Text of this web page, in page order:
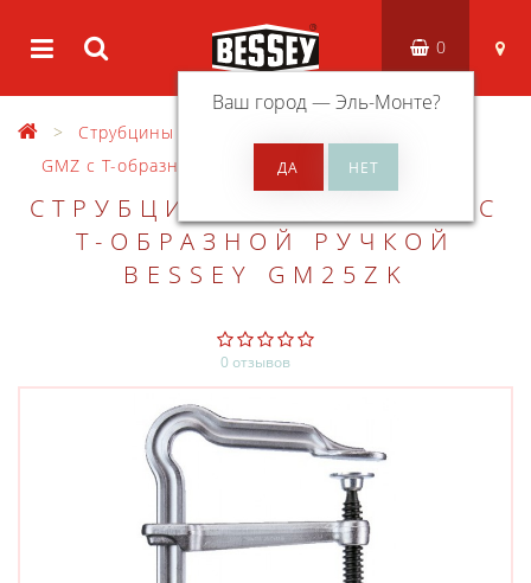
Ваш город —Эль-Монте?
0
Струбцины
GMZ с Т-образной рукояткой
СТРУБЦИНА OMEGA GMZ С
Т-ОБРАЗНОЙ РУЧКОЙ
BESSEY GM25ZK
0 отзывов